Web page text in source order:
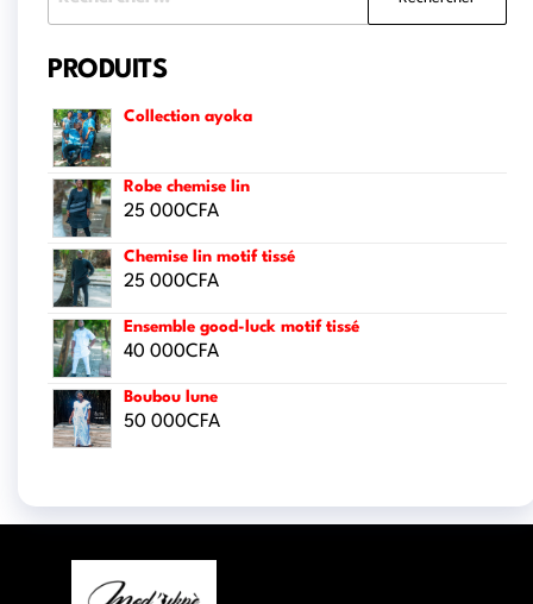
PRODUITS
Collection ayoka
Robe chemise lin
25 000CFA
Chemise lin motif tissé
25 000CFA
Ensemble good-luck motif tissé
40 000CFA
Boubou lune
50 000CFA